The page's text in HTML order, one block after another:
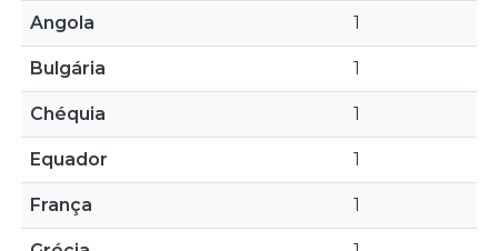
Angola 1
Bulgária 1
Chéquia 1
Equador 1
França 1